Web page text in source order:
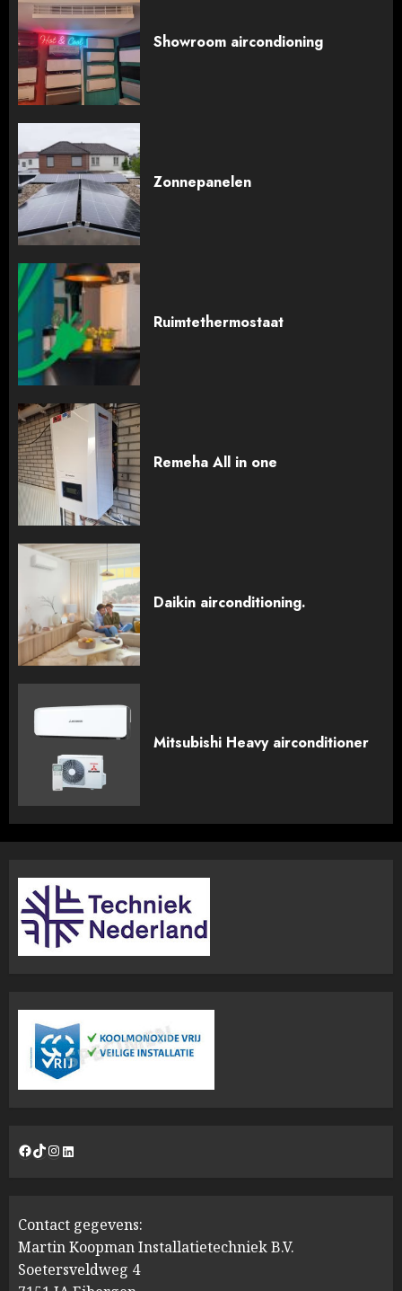
Showroom aircondioning
Zonnepanelen
Ruimtethermostaat
Remeha All in one
Daikin airconditioning.
Mitsubishi Heavy airconditioner
Facebook
TikTok
Instagram
LinkedIn
Contact gegevens:
Martin Koopman Installatietechniek B.V.
Soetersveldweg 4